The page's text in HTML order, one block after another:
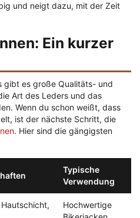
und neigt dazu, mit der Zeit
Ein kurzer
gibt es große Qualitäts- und
Art des Leders und das
Wenn du schon weißt, dass
ist der nächste Schritt, die
. Hier sind die gängigsten
Typische
Verwendung
Hochwertige